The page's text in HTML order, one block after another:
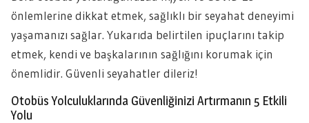
önlemlerine dikkat etmek, sağlıklı bir seyahat deneyimi
yaşamanızı sağlar. Yukarıda belirtilen ipuçlarını takip
etmek, kendi ve başkalarının sağlığını korumak için
önemlidir. Güvenli seyahatler dileriz!
Otobüs Yolculuklarında Güvenliğinizi Artırmanın 5 Etkili
Yolu